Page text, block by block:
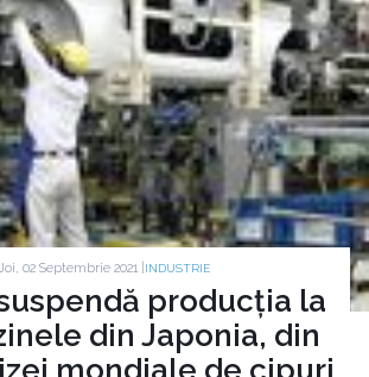
Joi, 02 Septembrie 2021 | INDUSTRIE
producția la
din Japonia, din